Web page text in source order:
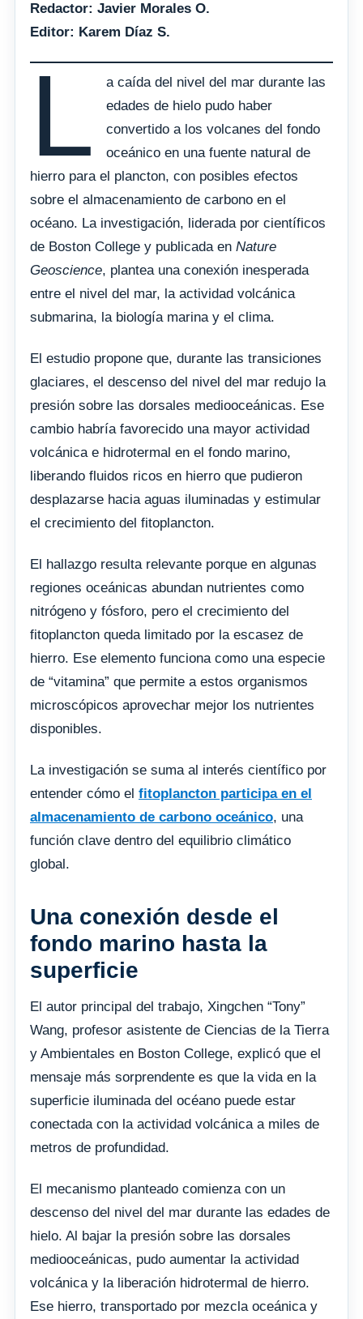
Redactor: Javier Morales O.
Editor: Karem Díaz S.
L
a caída del nivel del mar durante las
edades de hielo pudo haber
convertido a los volcanes del fondo
oceánico en una fuente natural de
hierro para el plancton, con posibles efectos
sobre el almacenamiento de carbono en el
océano. La investigación, liderada por científicos
de Boston College y publicada en Nature
Geoscience, plantea una conexión inesperada
entre el nivel del mar, la actividad volcánica
submarina, la biología marina y el clima.
El estudio propone que, durante las transiciones
glaciares, el descenso del nivel del mar redujo la
presión sobre las dorsales mediooceánicas. Ese
cambio habría favorecido una mayor actividad
volcánica e hidrotermal en el fondo marino,
liberando fluidos ricos en hierro que pudieron
desplazarse hacia aguas iluminadas y estimular
el crecimiento del fitoplancton.
El hallazgo resulta relevante porque en algunas
regiones oceánicas abundan nutrientes como
nitrógeno y fósforo, pero el crecimiento del
fitoplancton queda limitado por la escasez de
hierro. Ese elemento funciona como una especie
de “vitamina” que permite a estos organismos
microscópicos aprovechar mejor los nutrientes
disponibles.
La investigación se suma al interés científico por
entender cómo el fitoplancton participa en el
almacenamiento de carbono oceánico, una
función clave dentro del equilibrio climático
global.
Una conexión desde el
fondo marino hasta la
superficie
El autor principal del trabajo, Xingchen “Tony”
Wang, profesor asistente de Ciencias de la Tierra
y Ambientales en Boston College, explicó que el
mensaje más sorprendente es que la vida en la
superficie iluminada del océano puede estar
conectada con la actividad volcánica a miles de
metros de profundidad.
El mecanismo planteado comienza con un
descenso del nivel del mar durante las edades de
hielo. Al bajar la presión sobre las dorsales
mediooceánicas, pudo aumentar la actividad
volcánica y la liberación hidrotermal de hierro.
Ese hierro, transportado por mezcla oceánica y